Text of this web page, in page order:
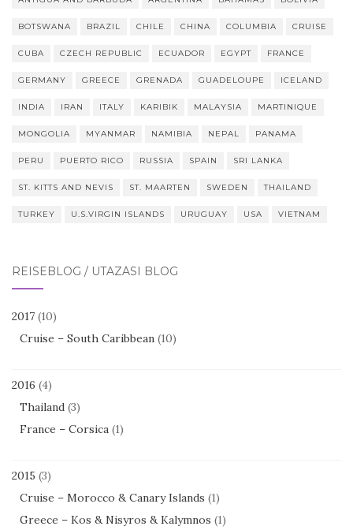
BOTSWANA BRAZIL CHILE CHINA COLUMBIA CRUISE
CUBA CZECH REPUBLIC ECUADOR EGYPT FRANCE
GERMANY GREECE GRENADA GUADELOUPE ICELAND
INDIA IRAN ITALY KARIBIK MALAYSIA MARTINIQUE
MONGOLIA MYANMAR NAMIBIA NEPAL PANAMA
PERU PUERTO RICO RUSSIA SPAIN SRI LANKA
ST. KITTS AND NEVIS ST. MAARTEN SWEDEN THAILAND
TURKEY U.S.VIRGIN ISLANDS URUGUAY USA VIETNAM
REISEBLOG / UTAZÁSI BLOG
2017 (10)
Cruise – South Caribbean (10)
2016 (4)
Thailand (3)
France – Corsica (1)
2015 (3)
Cruise – Morocco & Canary Islands (1)
Greece – Kos & Nisyros & Kalymnos (1)